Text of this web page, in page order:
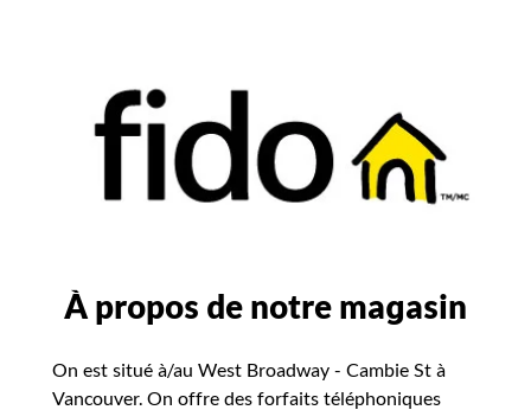
À propos de notre magasin
On est situé à/au West Broadway - Cambie St à
Vancouver. On offre des forfaits téléphoniques